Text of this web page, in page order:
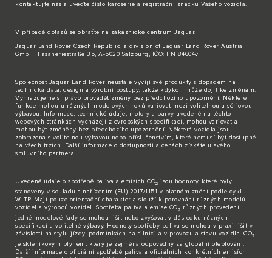
kontaktujte nás a uveďte číslo karoserie a registrační značku Vašeho vozidla.
V případě dotazů se obraťte na zákaznické centrum Jaguar.
Jaguar Land Rover Czech Republic, a division of Jaguar Land Rover Austria
GmbH, Fasaneriestraße 35, A-5020 Salzburg, IČO: FN 84604v
Společnost Jaguar Land Rover neustále vyvíjí své produkty s dopadem na
technická data, design a výrobní postupy, takže kdykoli může dojít ke změnám.
Vyhrazujeme si právo provádět změny bez předchozího upozornění. Některé
funkce mohou u různých modelových roků variovat mezi volitelnou a sériovou
výbavou. Informace, technické údaje, motory a barvy uvedené na těchto
webových stránkách vycházejí z evropských specifikací, mohou variovat a
mohou být změněny bez předchozího upozornění. Některá vozidla jsou
zobrazena s volitelnou výbavou nebo příslušenstvím, které nemusí být dostupné
na všech trzích. Další informace o dostupnosti a cenách získáte u svého
smluvního partnera.
Uvedené údaje o spotřebě paliva a emisích CO2 jsou hodnoty, které byly
stanoveny v souladu s nařízením (EU) 2017/1151 v platném znění podle cyklu
WLTP. Mají pouze orientační charakter a slouží k porovnání různých modelů
vozidel a výrobců vozidel. Spotřeba paliva a emise CO2
různých provedení
jedné modelové řady se mohou lišit nebo zvyšovat v důsledku různých
specifikací a volitelné výbavy. Hodnoty spotřeby paliva se mohou v praxi lišit v
závislosti na stylu jízdy, podmínkách na silnici a v provozu a stavu vozidla. CO2
je skleníkovým plynem, který je zejména odpovědný za globální oteplování.
Další informace o oficiální spotřebě paliva a oficiálních konkrétních emisích